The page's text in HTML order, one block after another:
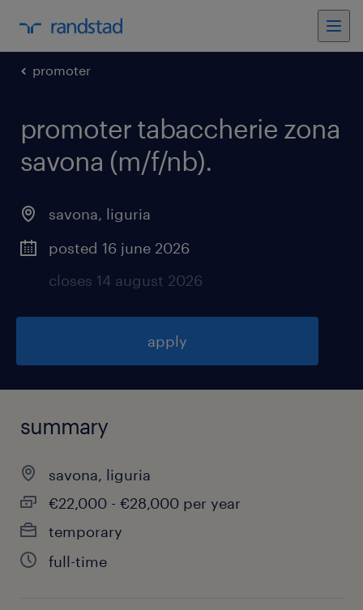
promoter
promoter tabaccherie zona
savona (m/f/nb).
savona, liguria
posted 16 june 2026
closes 14 august 2026
apply
summary
savona, liguria
€22,000 - €28,000 per year
temporary
full-time